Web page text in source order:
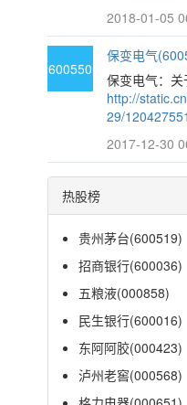
2018-01-05
600550
保变电气
保变电气：
http://
29/
2017-12-30
热股榜
贵州茅台(600519)
招商银行(600036)
五粮液(000858)
民生银行(600016)
东阿阿胶(000423)
泸州老窖(000568)